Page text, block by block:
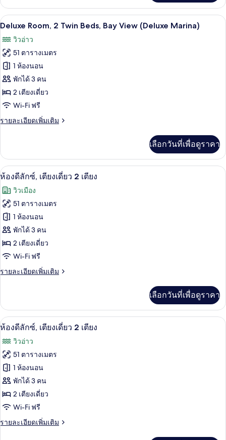
Floor
(Elevated
Kallang)
เกี่ยว
กับ
Deluxe
2
Twin
Beds,
City
View,
High
Floor
(Elevated
เปิด
ภาพถ่าย
ทั้งหมด
ของ
Deluxe
Room,
2
Beds,
(Deluxe
Marina)
เครื่องนอนระดับพรีเมียม, ผ้านวมขนเ
9
Deluxe Room, 2 Twin Beds, Bay View (Deluxe Marina)
วิวอ่าว
51 ตารางเมตร
1 ห้องนอน
พักได้ 3 คน
2 เตียงเดี่ยว
Wi-Fi ฟรี
รายละเอียดเพิ่มเติม
ราย
เกี่ยว
กับ
Deluxe
2
Twin
Beds,
Bay
View
(Deluxe
Marina)
เลือกวันที่เพื่อดูราคา
เปิด
ภาพถ่าย
ทั้งหมด
ของ
ห้อง
ดี
ลัก
ซ์,
เดี่ยว
2
เตียง
ห้องดีลักซ์, เตียงเดี่ยว 2 เตียง | เครื่อ
12
ห้องดีลักซ์, เตียงเดี่ยว 2 เตียง
วิวเมือง
51 ตารางเมตร
1 ห้องนอน
พักได้ 3 คน
2 เตียงเดี่ยว
Wi-Fi ฟรี
รายละเอียดเพิ่มเติม
ราย
เกี่ยว
กับ
ห้อง
ลัก
ซ์,
เตียง
เดี่ยว
2
เตียง
เลือกวันที่เพื่อดูราคา
เปิด
ภาพถ่าย
ทั้งหมด
ของ
ห้อง
ดี
ลัก
ซ์,
เครื่องนอนระดับพรีเมียม, ผ้านวมขนเ
13
ห้องดีลักซ์, เตียงเดี่ยว 2 เตียง
วิวอ่าว
51 ตารางเมตร
1 ห้องนอน
พักได้ 3 คน
2 เตียงเดี่ยว
Wi-Fi ฟรี
รายละเอียดเพิ่มเติม
ราย